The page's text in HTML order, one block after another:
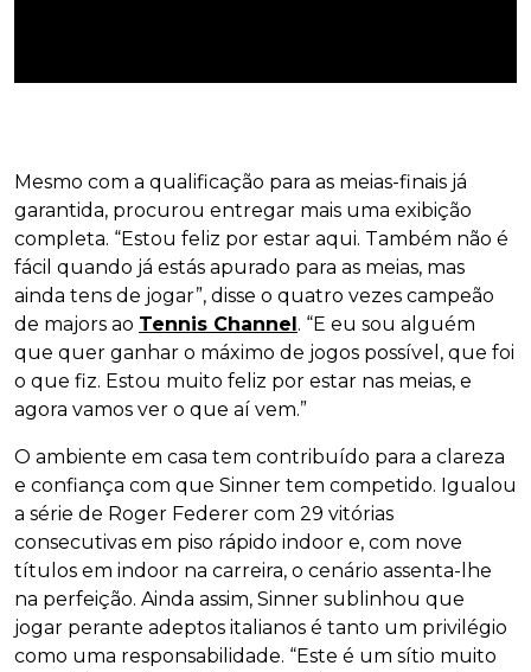
Mesmo com a qualificação para as meias-finais já
garantida, procurou entregar mais uma exibição
completa. “Estou feliz por estar aqui. Também não é
fácil quando já estás apurado para as meias, mas
ainda tens de jogar”, disse o quatro vezes campeão
de majors ao Tennis Channel. “E eu sou alguém
que quer ganhar o máximo de jogos possível, que foi
o que fiz. Estou muito feliz por estar nas meias, e
agora vamos ver o que aí vem.”
O ambiente em casa tem contribuído para a clareza
e confiança com que Sinner tem competido. Igualou
a série de Roger Federer com 29 vitórias
consecutivas em piso rápido indoor e, com nove
títulos em indoor na carreira, o cenário assenta-lhe
na perfeição. Ainda assim, Sinner sublinhou que
jogar perante adeptos italianos é tanto um privilégio
como uma responsabilidade. “Este é um sítio muito